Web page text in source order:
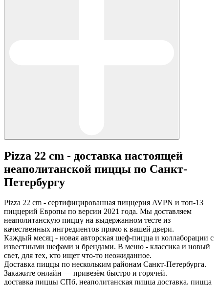
Pizza 22 cm - доставка настоящей
неаполитанской пиццы по Санкт-
Петербургу
Pizza 22 cm - сертифицированная пиццерия AVPN и топ-13
пиццерий Европы по версии 2021 года. Мы доставляем
неаполитанскую пиццу на выдержанном тесте из
качественных ингредиентов прямо к вашей двери.
Каждый месяц - новая авторская шеф-пицца и коллаборации с
известными шефами и брендами. В меню - классика и новый
свет, для тех, кто ищет что-то неожиданное.
Доставка пиццы по нескольким районам Санкт-Петербурга.
Закажите онлайн — привезём быстро и горячей.
доставка пиццы СПб, неаполитанская пицца доставка, пицца